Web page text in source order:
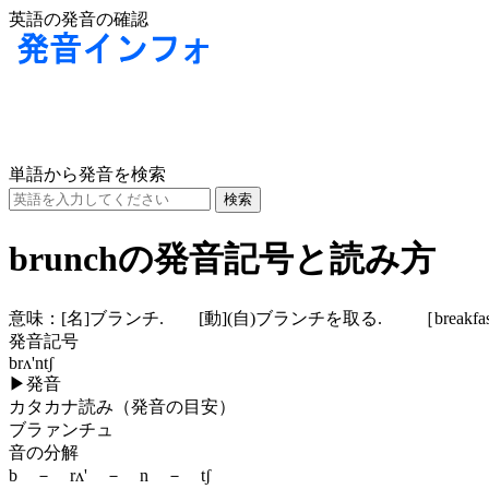
英語の発音の確認
単語から発音を検索
brunchの発音記号と読み方
意味： [名]ブランチ. [動](自)ブランチを取る. ［breakfast
発音記号
brʌ'ntʃ
▶発音
カタカナ読み（発音の目安）
ブラァンチュ
音の分解
b － rʌ' － n － tʃ